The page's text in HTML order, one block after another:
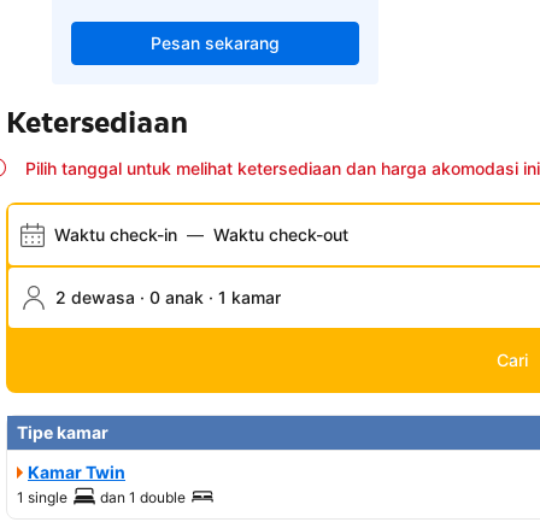
Pesan sekarang
Ketersediaan
Pilih tanggal untuk melihat ketersediaan dan harga akomodasi ini
Waktu check-in — Waktu check-out
2 dewasa · 0 anak · 1 kamar
Cari
Tipe kamar
Kamar Twin
1 single dan 1 double